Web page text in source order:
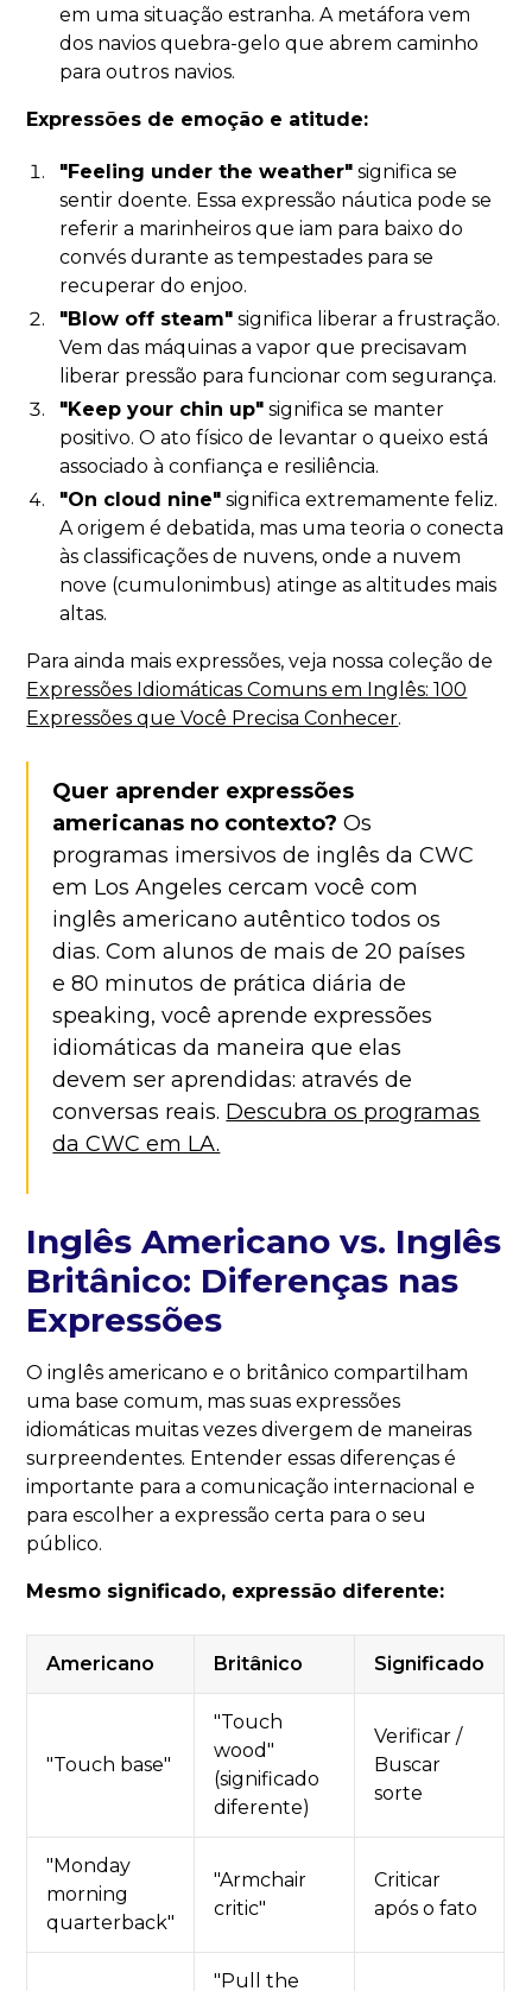
em uma situação estranha. A metáfora vem
dos navios quebra-gelo que abrem caminho
para outros navios.
Expressões de emoção e atitude:
"Feeling under the weather" significa se
sentir doente. Essa expressão náutica pode se
referir a marinheiros que iam para baixo do
convés durante as tempestades para se
recuperar do enjoo.
"Blow off steam" significa liberar a frustração.
Vem das máquinas a vapor que precisavam
liberar pressão para funcionar com segurança.
"Keep your chin up" significa se manter
positivo. O ato físico de levantar o queixo está
associado à confiança e resiliência.
"On cloud nine" significa extremamente feliz.
A origem é debatida, mas uma teoria o conecta
às classificações de nuvens, onde a nuvem
nove (cumulonimbus) atinge as altitudes mais
altas.
Para ainda mais expressões, veja nossa coleção de
Expressões Idiomáticas Comuns em Inglês: 100
Expressões que Você Precisa Conhecer.
Quer aprender expressões
americanas no contexto? Os
programas imersivos de inglês da CWC
em Los Angeles cercam você com
inglês americano autêntico todos os
dias. Com alunos de mais de 20 países
e 80 minutos de prática diária de
speaking, você aprende expressões
idiomáticas da maneira que elas
devem ser aprendidas: através de
conversas reais. Descubra os programas
da CWC em LA.
Inglês Americano vs. Inglês
Britânico: Diferenças nas
Expressões
O inglês americano e o britânico compartilham
uma base comum, mas suas expressões
idiomáticas muitas vezes divergem de maneiras
surpreendentes. Entender essas diferenças é
importante para a comunicação internacional e
para escolher a expressão certa para o seu
público.
Mesmo significado, expressão diferente:
Americano Britânico Significado
"Touch base"
"Touch
wood"
(significado
diferente)
Verificar /
Buscar
sorte
"Monday
morning
quarterback"
"Armchair
critic"
Criticar
após o fato
"Pull the